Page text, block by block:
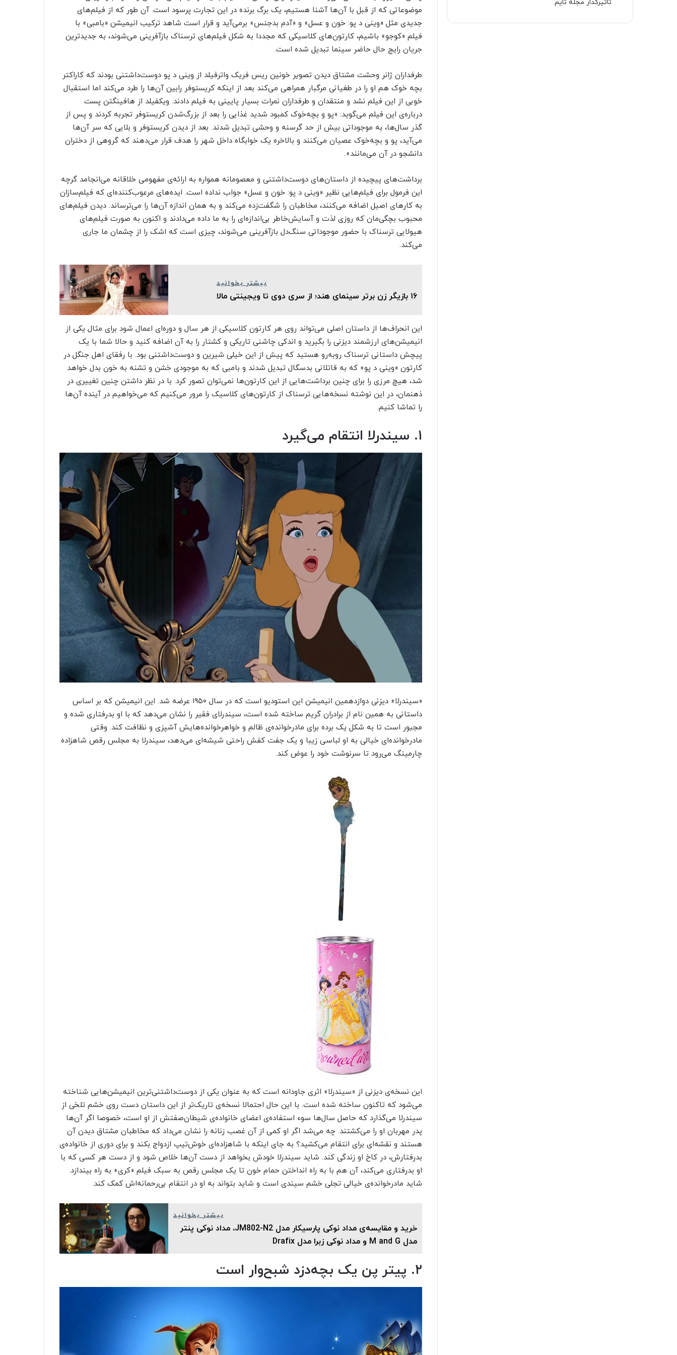
موضوعاتی که از قبل با آن‌ها آشنا هستیم، یک برگ برنده در این تجارت پرسود است. آن طور که از فیلم‌های
جدیدی مثل «وینی د ‌پو: خون و عسل» و «آدم بدجنس» برمی‌آید و قرار است شاهد ترکیب انیمیشن «بامبی» با
فیلم «کوجو» باشیم، کارتون‌های کلاسیکی که مجددا به شکل فیلم‌های ترسناک باز‌آفرینی می‌شوند، به جدیدترین
جریان رایج حال حاضر سینما تبدیل شده است.
طرفداران ژانر وحشت مشتاق دیدن تصویر خونین ریس فریک واترفیلد از وینی د ‌پو دوست‌داشتنی بودند که کاراکتر
بچه خوک هم او را در طغیانی مرگبار همراهی می‌کند بعد از اینکه کریستوفر رابین آن‌ها را طرد می‌کند اما استقبال
خوبی از این فیلم نشد و منتقدان و طرفداران نمرات بسیار پایینی به فیلم دادند. ویکفیلد از هافینگتن پست
درباره‌ی این فیلم می‌گوید: «پو و بچه‌خوک کمبود شدید غذایی را بعد از بزرگ‌شدن کریستوفر تجربه کردند و پس از
گذر سال‌ها، به موجوداتی بیش از حد گرسنه و وحشی تبدیل شدند. بعد از دیدن کریستوفر و بلایی که سر آن‌ها
می‌آید، پو و بچه‌خوک عصیان می‌کنند و بالاخره یک خوابگاه داخل شهر را هدف قرار می‌دهند که گروهی از دختران
دانشجو در آن می‌مانند».
برداشت‌های پیچیده از داستان‌های دوست‌داشتنی و معصومانه همواره به ارائه‌ی مفهومی خلاقانه می‌انجامد گرچه
این فرمول برای فیلم‌هایی نظیر «وینی د پو: خون و عسل» جواب نداده است. ایده‌های مرعوب‌کننده‌ای که فیلم‌سازان
به کار‌های اصیل اضافه می‌کنند، مخاطبان را شگفت‌زده می‌کند و به همان اندازه آن‌ها را می‌ترساند. دیدن فیلم‌های
محبوب بچگی‌مان که روزی لذت و آسایش‌خاطر بی‌اندازه‌ای را به ما داده می‌دادند و اکنون به صورت فیلم‌های
هیولایی ترسناک با حضور موجوداتی سنگ‌دل بازآفرینی می‌شوند، چیزی است که اشک را از چشمان ما جاری
می‌کند.
بیشتر بخوانید
۱۶ بازیگر زن برتر سینمای هند؛ از سری دوی تا ویجینتی مالا
این انحراف‌ها از داستان اصلی می‌تواند روی هر کارتون کلاسیکی از هر سال و دوره‌ای اعمال شود برای مثال یکی از
انیمیشن‌های ارزشمند دیزنی را بگیرید و اندکی چاشنی تاریکی و کشتار را به آن اضافه کنید و حالا شما با یک
پیچش داستانی ترسناک رو‌به‌رو هستید که پیش از این خیلی شیرین و دوست‌داشتنی بود. با رفقای اهل جنگل در
کارتون «وینی د پو» که به قاتلانی بدسگال تبدیل شدند و بامبی که به موجودی خشن و تشنه به خون بدل خواهد
شد، هیچ مرزی را برای چنین برداشت‌هایی از این کارتون‌ها نمی‌توان تصور کرد. با در نظر داشتن چنین تغییری در
ذهنمان، در این نوشته نسخه‌هایی ترسناک از کارتون‌های کلاسیک را مرور می‌کنیم که می‌خواهیم در آینده آن‌ها
را تماشا کنیم.
۱. سیندرلا انتقام می‌گیرد
«سیندرلا» دیزنی دوازدهمین انیمیشن این استودیو است که در سال ۱۹۵۰ عرضه شد. این انیمیشن که بر اساس
داستانی به همین نام از برادران گریم ساخته شده است، سیندرلای فقیر را نشان می‌دهد که با او بدرفتاری شده و
مجبور است تا به شکل یک برده برای مادرخوانده‌ی ظالم و خواهر‌خوانده‌هایش آشپزی و نظافت کند. وقتی
مادر‌خوانده‌ای خیالی به او لباسی زیبا و یک جفت کفش راحتی شیشه‌ای می‌دهد، سیندرلا به مجلس رقص شاهزاده
چارمینگ می‌رود تا سرنوشت خود را عوض کند.
این نسخه‌ی دیزنی از «سیندرلا» اثری جاودانه است که به عنوان یکی از دوست‌داشتنی‌ترین انیمیشن‌هایی شناخته
می‌شود که تاکنون ساخته شده است. با این حال احتمالا نسخه‌ی تاریک‌تر از این داستان دست روی خشم تلخی از
سیندرلا می‌گذارد که حاصل سال‌ها سوء استفاده‌ی اعضای خانواده‌ی شیطان‌صفتش از او است، خصوصا اگر آن‌ها
پدر مهربان او را می‌کشتند. چه می‌شد اگر او کمی از آن غصب زنانه را نشان می‌داد که مخاطبان مشتاق دیدن آن
هستند و نقشه‌ای برای انتقام می‌کشید؟ به جای اینکه با شاهزاده‌ای خوش‌تیپ ازدواج بکند و برای دوری از خانواده‌ی
بدرفتارش، در کاخ او زندگی کند. شاید سیندرلا خودش بخواهد از دست آن‌ها خلاص شود و از دست هر کسی که با
او بدرفتاری می‌کند، آن‌ هم با به راه انداختن حمام خون تا یک مجلس رقص به سبک فیلم «کری» به راه بیندازد.
شاید مادر‌خوانده‌ی خیالی تجلی خشم سیندی است و شاید بتواند به او در انتقام بی‌رحمانه‌اش کمک کند.
بیشتر بخوانید
خرید و مقایسه‌ی مداد نوکی پارسیکار مدل JM802-N2، مداد نوکی پنتر
مدل M and G و مداد نوکی زبرا مدل Drafix
۲. پیتر پن یک بچه‌دزد شبح‌وار است
تاثیرگذار مجله تایم